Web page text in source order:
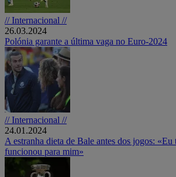
// Internacional //
26.03.2024
Polónia garante a última vaga no Euro-2024
// Internacional //
24.01.2024
A estranha dieta de Bale antes dos jogos: «Eu
funcionou para mim»